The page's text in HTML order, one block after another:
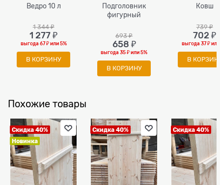
Ведро 10 л
1 344 ₽
1 277 ₽
выгода 67 ₽или5%
В КОРЗИНУ
Подголовник
фигурный
693 ₽
658 ₽
выгода35 ₽или5%
В КОРЗИНУ
Ковш
739 ₽
702 ₽
выгода 37 ₽
В
Похожие товары
Скидка 40%
Новинка
Скидка 40% Скидка 40%